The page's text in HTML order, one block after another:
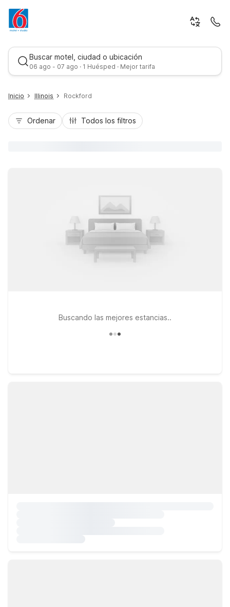
Buscar motel, ciudad o ubicación
06 ago - 07 ago · 1 Huésped · Mejor tarifa
Inicio Illinois Rockford
Ordenar Todos los filtros
Buscando las mejores estancias..